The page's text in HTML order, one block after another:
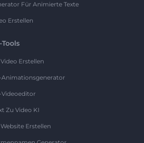
Für Animierte Texte
Erstellen
Tools
Erstellen
Animationsgenerator
Videoeditor
Zu Video KI
Erstellen